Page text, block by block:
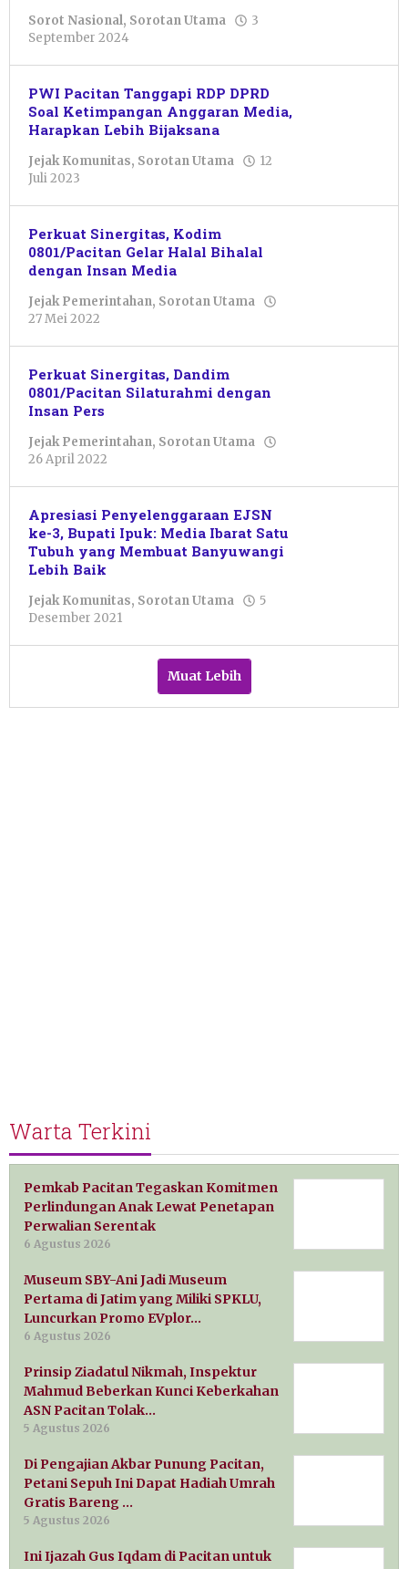
Sorot Nasional, Sorotan Utama
3
September 2024
Purnawan
PWI Pacitan Tanggapi RDP DPRD
Soal Ketimpangan Anggaran Media,
Harapkan Lebih Bijaksana
Jejak Komunitas, Sorotan Utama
12
Juli 2023
Perkuat Sinergitas, Kodim
0801/Pacitan Gelar Halal Bihalal
dengan Insan Media
Jejak Pemerintahan, Sorotan Utama
27 Mei 2022
Primanto
Perkuat Sinergitas, Dandim
0801/Pacitan Silaturahmi dengan
Insan Pers
Jejak Pemerintahan, Sorotan Utama
26 April 2022
Apresiasi Penyelenggaraan EJSN
ke-3, Bupati Ipuk: Media Ibarat Satu
Tubuh yang Membuat Banyuwangi
Lebih Baik
Jejak Komunitas, Sorotan Utama
5
Desember 2021
Purnawan
Muat Lebih
Warta Terkini
Pemkab Pacitan Tegaskan Komitmen
Perlindungan Anak Lewat Penetapan
Perwalian Serentak
6 Agustus 2026
Museum SBY-Ani Jadi Museum
Pertama di Jatim yang Miliki SPKLU,
Luncurkan Promo EVplor…
6 Agustus 2026
Prinsip Ziadatul Nikmah, Inspektur
Mahmud Beberkan Kunci Keberkahan
ASN Pacitan Tolak…
5 Agustus 2026
Di Pengajian Akbar Punung Pacitan,
Petani Sepuh Ini Dapat Hadiah Umrah
Gratis Bareng …
5 Agustus 2026
Ini Ijazah Gus Iqdam di Pacitan untuk